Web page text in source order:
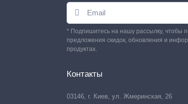
* Подпишитесь на нашу рассылку, чтобы
предложения скидок, обновления и
продуктах.
Контакты
03146, г. Киев, ул. Жмеринская, 26